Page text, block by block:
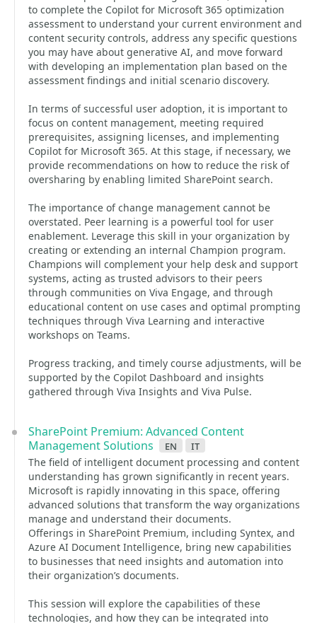
to complete the Copilot for Microsoft 365 optimization
assessment to understand your current environment and
content security controls, address any specific questions
you may have about generative AI, and move forward
with developing an implementation plan based on the
assessment findings and initial scenario discovery.
In terms of successful user adoption, it is important to
focus on content management, meeting required
prerequisites, assigning licenses, and implementing
Copilot for Microsoft 365. At this stage, if necessary, we
provide recommendations on how to reduce the risk of
oversharing by enabling limited SharePoint search.
The importance of change management cannot be
overstated. Peer learning is a powerful tool for user
enablement. Leverage this skill in your organization by
creating or extending an internal Champion program.
Champions will complement your help desk and support
systems, acting as trusted advisors to their peers
through communities on Viva Engage, and through
educational content on use cases and optimal prompting
techniques through Viva Learning and interactive
workshops on Teams.
Progress tracking, and timely course adjustments, will be
supported by the Copilot Dashboard and insights
gathered through Viva Insights and Viva Pulse.
SharePoint Premium: Advanced Content
Management Solutions
en it
The field of intelligent document processing and content
understanding has grown significantly in recent years.
Microsoft is rapidly innovating in this space, offering
advanced solutions that transform the way organizations
manage and understand their documents.
Offerings in SharePoint Premium, including Syntex, and
Azure AI Document Intelligence, bring new capabilities
to businesses that need insights and automation into
their organization’s documents.
This session will explore the capabilities of these
technologies, and how they can be integrated into